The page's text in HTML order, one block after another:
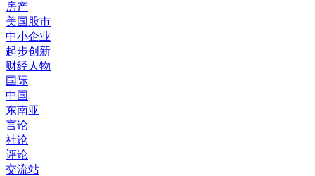
房产
美国股市
中小企业
起步创新
财经人物
国际
中国
东南亚
言论
社论
评论
交流站